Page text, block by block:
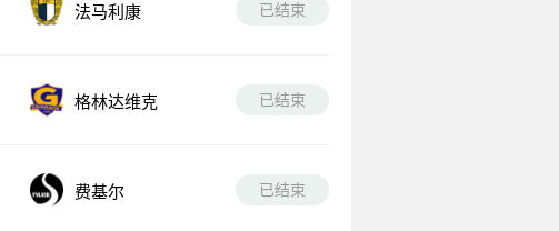
法马利康 已结束
格林达维克 已结束
费基尔 已结束